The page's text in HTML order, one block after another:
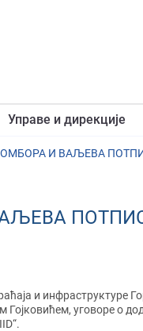
Управе и дирекције
И ВАЉЕВА
и инфраструктуре
уговоре о